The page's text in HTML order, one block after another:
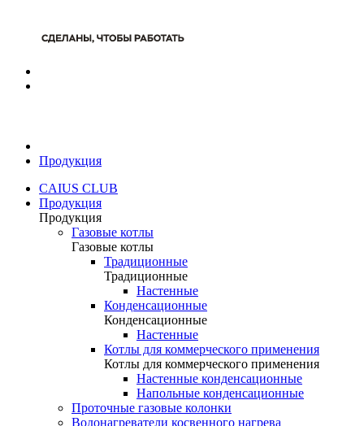
Продукция
CAIUS CLUB
Продукция
Продукция
Газовые котлы
Газовые котлы
Традиционные
Традиционные
Настенные
Конденсационные
Конденсационные
Настенные
Котлы для коммерческого применения
Котлы для коммерческого применения
Настенные конденсационные
Напольные конденсационные
Проточные газовые колонки
Водонагреватели косвенного нагрева